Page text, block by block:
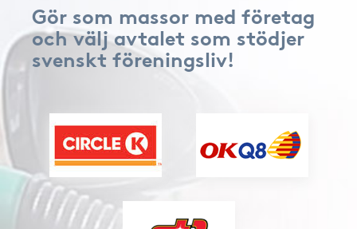
Gör som massor med företag
och välj avtalet som stödjer
svenskt föreningsliv!